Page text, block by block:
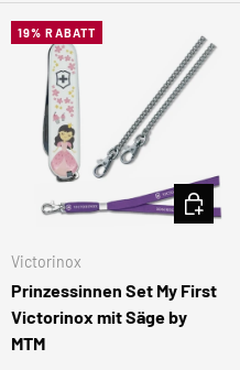
19% RABATT
Victorinox
Prinzessinnen Set My First
Victorinox mit Säge by
MTM
IN DEN